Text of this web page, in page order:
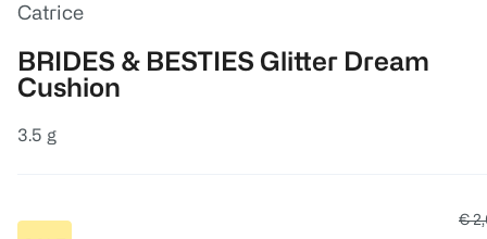
Catrice
BRIDES & BESTIES Glitter Dream
Cushion
3.5 g
€